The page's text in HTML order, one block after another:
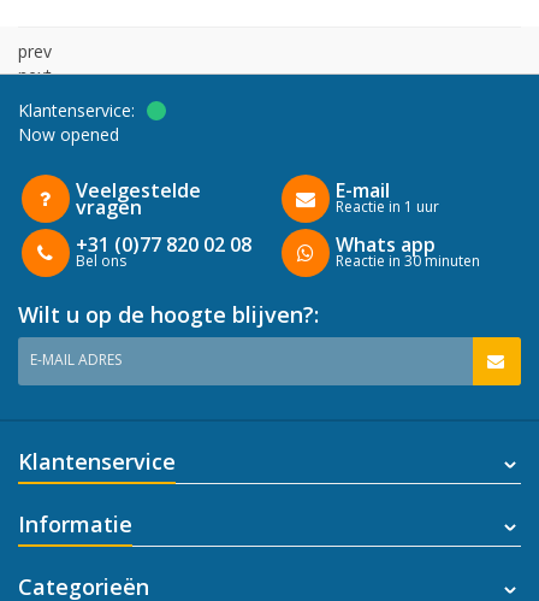
prev
next
Klantenservice:
Now opened
Veelgestelde
vragen
+31 (0)77 820 02 08
Bel ons
E-mail
Reactie in 1 uur
Whats app
Reactie in 30 minuten
Wilt u op de hoogte blijven?:
E-MAIL ADRES
Klantenservice
Informatie
Categorieën